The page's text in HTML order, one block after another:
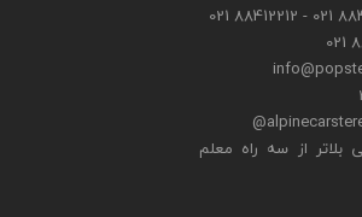
از سه راه معلم